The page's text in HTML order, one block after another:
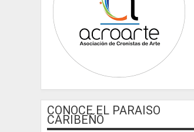
CONOCE EL PARAISO
CARIBEÑO